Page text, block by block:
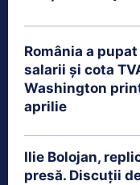
România a
salarii și cota
Washington
aprilie
Ilie Bolojan,
presă. Discuții